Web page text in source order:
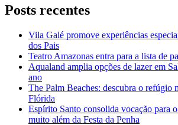
Posts recentes
Vila Galé promove experiências
dos Pais
Teatro Amazonas entra para a lista de
Aqualand amplia opções de lazer em
ano
The Palm Beaches: descubra o refúgio
Flórida
Espírito Santo consolida vocação para
muito além da Festa da Penha